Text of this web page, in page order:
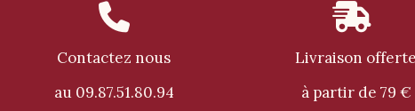

Contactez nous
au 09.87.51.80.94

Livraison offerte
à partir de 79 €